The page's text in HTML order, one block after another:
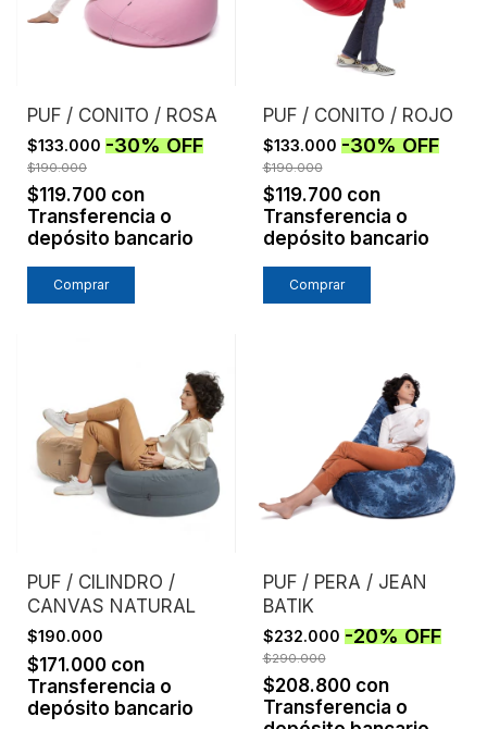
PUF / CONITO / ROSA
$133.000 -30%OFF
$190.000
$119.700 con
Transferencia o
depósito bancario
PUF / CONITO / ROJO
$133.000 -30%OFF
$190.000
$119.700 con
Transferencia o
depósito bancario
PUF / CILINDRO /
CANVAS NATURAL
$190.000
$171.000 con
Transferencia o
depósito bancario
PUF / PERA / JEAN
BATIK
$232.000 -20%OFF
$290.000
$208.800 con
Transferencia o